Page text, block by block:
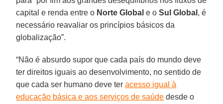
capital e renda entre o Norte Global e oSul Global , é
necessário reavaliar os princípios básicos da
globalização”.
“Não é absurdo supor que cada país do mundo deve
ter direitos iguais ao desenvolvimento, no sentido de
que cada ser humano deve teracesso igual à
educação básica e aos serviços de saúde desde o